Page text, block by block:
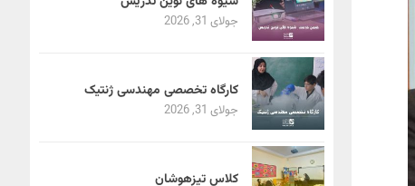
جولای 31, 2026
کارگاه تخصصی مهندسی ژنتیک
جولای 31, 2026
کلاس تیزهوشان